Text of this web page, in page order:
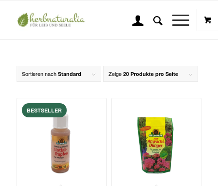
Pflanzenzubehör
Sie sind hier: Startseite Pflanzenzubehör
Sortieren nach Standard Zeige 20 Produkte pro Seite